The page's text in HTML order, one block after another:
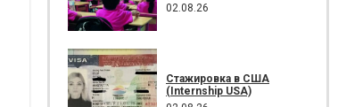
02.08.26
Стажировка в США
(Internship USA)